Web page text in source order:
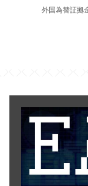
外国為替証拠